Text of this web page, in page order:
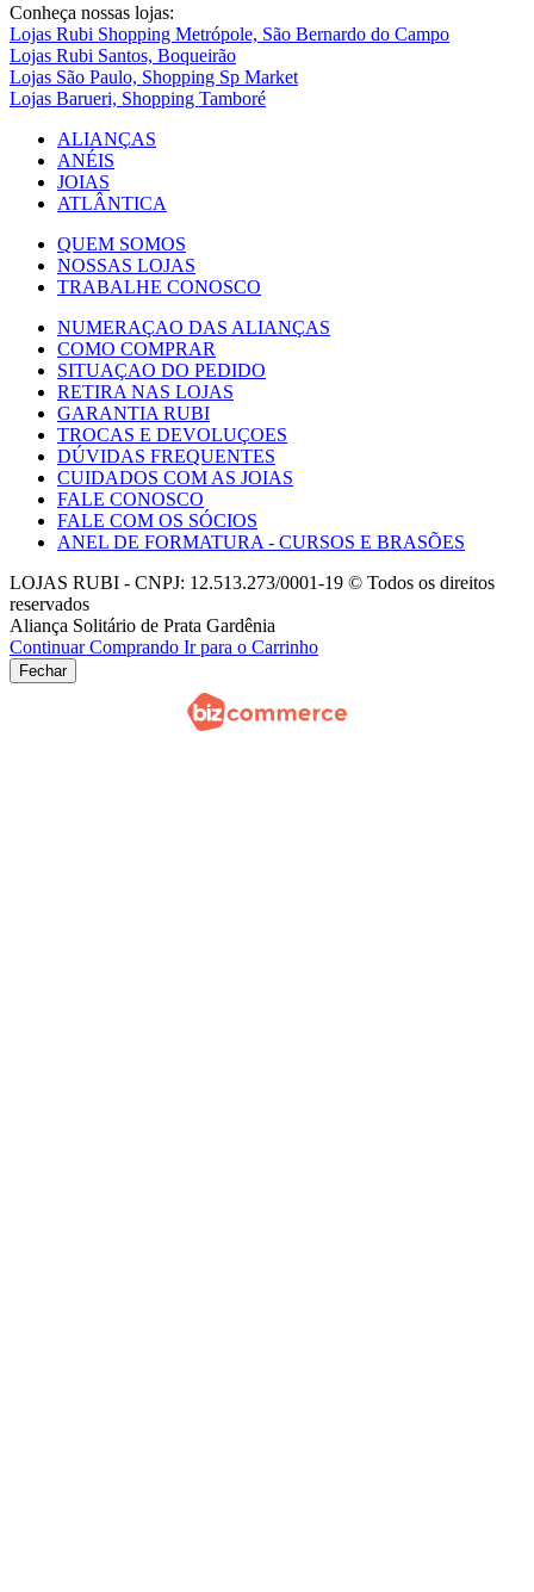
Conheça nossas lojas:
Lojas Rubi Shopping Metrópole, São Bernardo do Campo
Lojas Rubi Santos, Boqueirão
Lojas São Paulo, Shopping Sp Market
Lojas Barueri, Shopping Tamboré
ALIANÇAS
ANÉIS
JOIAS
ATLÂNTICA
QUEM SOMOS
NOSSAS LOJAS
TRABALHE CONOSCO
NUMERAÇAO DAS ALIANÇAS
COMO COMPRAR
SITUAÇAO DO PEDIDO
RETIRA NAS LOJAS
GARANTIA RUBI
TROCAS E DEVOLUÇOES
DÚVIDAS FREQUENTES
CUIDADOS COM AS JOIAS
FALE CONOSCO
FALE COM OS SÓCIOS
ANEL DE FORMATURA - CURSOS E BRASÕES
LOJAS RUBI - CNPJ: 12.513.273/0001-19 © Todos os direitos
reservados
Aliança Solitário de Prata Gardênia
Continuar Comprando Ir para o Carrinho
Fechar